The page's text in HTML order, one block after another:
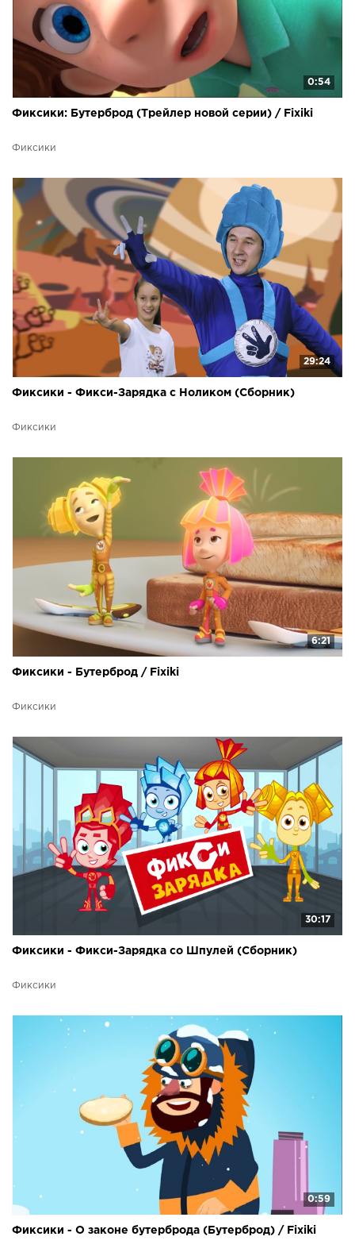
0:54
Фиксики: Бутерброд (Трейлер новой серии) / Fixiki
Фиксики
29:24
Фиксики - Фикси-Зарядка с Ноликом (Сборник)
Фиксики
6:21
Фиксики - Бутерброд / Fixiki
Фиксики
30:17
Фиксики - Фикси-Зарядка со Шпулей (Сборник)
Фиксики
0:59
Фиксики - О законе бутерброда (Бутерброд) / Fixiki